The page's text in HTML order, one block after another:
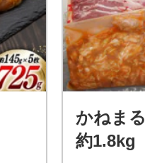
かねま
約1.8kg